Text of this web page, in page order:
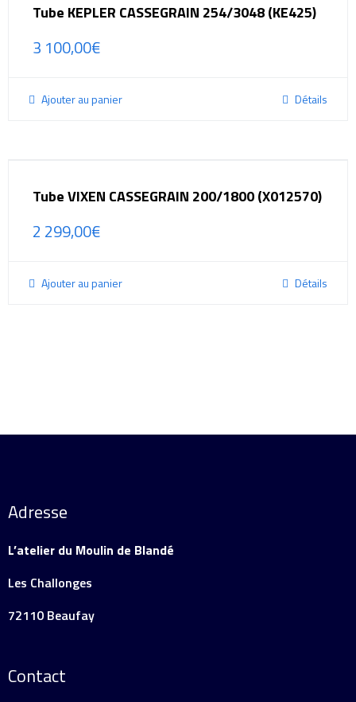
Tube KEPLER CASSEGRAIN 254/3048 (KE425)
3 100,00€
Ajouter au panier Détails
Tube VIXEN CASSEGRAIN 200/1800 (X012570)
2 299,00€
Ajouter au panier Détails
Adresse
L’atelier du Moulin de Blandé
Les Challonges
72110 Beaufay
Contact